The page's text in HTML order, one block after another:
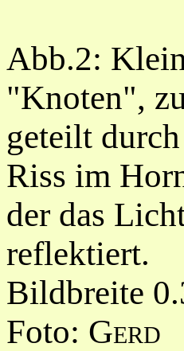
Abb.2:
"Knoten",
geteilt
Riss im
der das
reflektiert.
Bildbreite
Foto: Gerd